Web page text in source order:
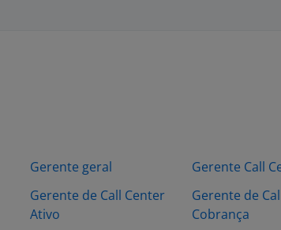
Gerente geral
Gerente de Call Center
Ativo
Gerente Call
Gerente de
Cobrança